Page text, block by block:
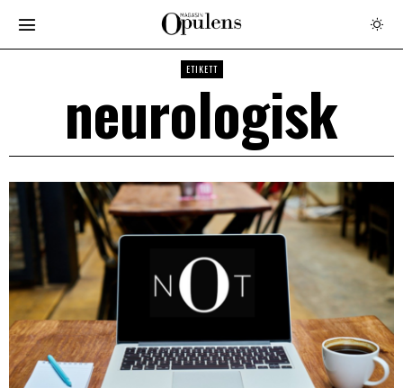
ETIKETT
neurologisk